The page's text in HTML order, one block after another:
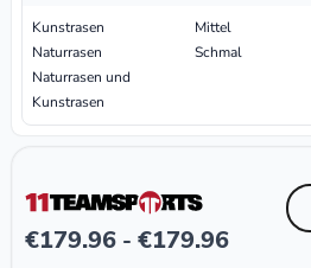
Kunstrasen
Naturrasen
Naturrasen und
Kunstrasen
Mittel
Schmal
€179.96 - €179.96